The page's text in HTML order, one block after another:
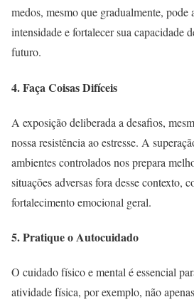
medos, mesmo que gradualmente,
intensidade e fortalecer sua capacidade
futuro.
4. Faça Coisas Difíceis
A exposição deliberada a desafios,
nossa resistência ao estresse. A
ambientes controlados nos prepara
situações adversas fora desse contexto,
fortalecimento emocional geral.
5. Pratique o Autocuidado
O cuidado físico e mental é essencial
atividade física, por exemplo, não